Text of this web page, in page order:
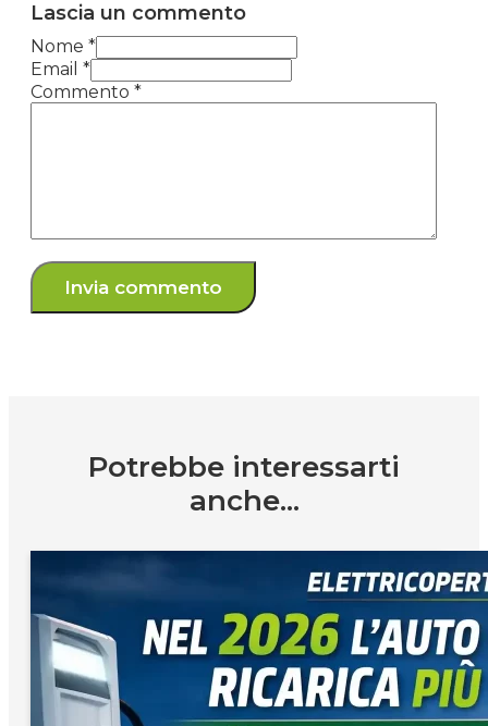
Lascia un commento
Nome *
Email *
Commento *
Potrebbe interessarti
anche...